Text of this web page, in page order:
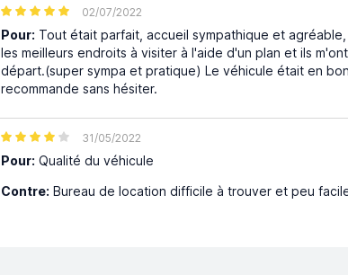
02/07/2022
Pour: Tout était parfait, accueil sympathique et
les meilleurs endroits à visiter à l'aide d'un plan et ils
départ.(super sympa et pratique) Le véhicule était en
recommande sans hésiter.
31/05/2022
Pour: Qualité du véhicule
Contre: Bureau de location difficile à trouver et peu